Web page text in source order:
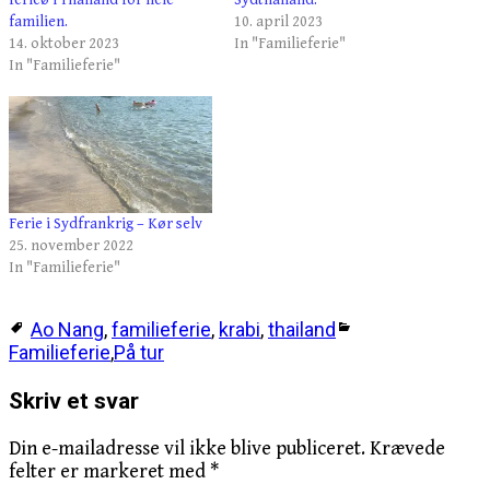
familien.
14. oktober 2023
In "Familieferie"
10. april 2023
In "Familieferie"
Ferie i Sydfrankrig – Kør selv
25. november 2022
In "Familieferie"
Ao Nang,familieferie, krabi,thailand
Familieferie,På tur
Skriv et svar
Din e-mailadresse vil ikke blive publiceret.Krævede
felter er markeret med*